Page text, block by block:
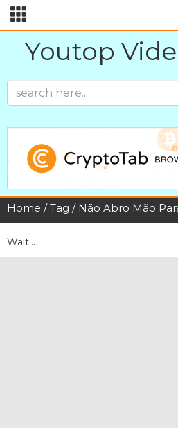
Youtop
Home /Tag / Não Abro Mão
Wait...